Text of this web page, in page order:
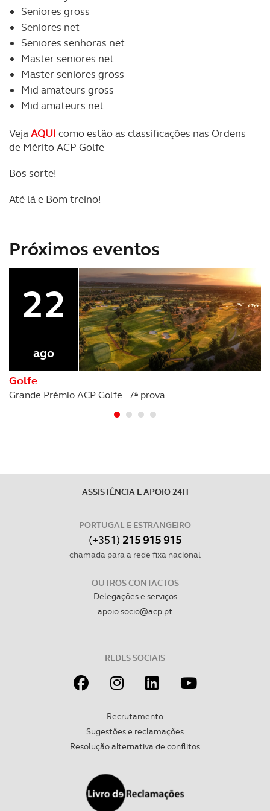
necessário no contexto dos serviços a prestar.
Realçamos que o bloqueio de certo tipo de Cookies e
tecnologias similares pode ter impacto na sua
experiência de navegação no Website e nos serviços
disponibilizados.
Seniores gross
Seniores net
Seniores senhoras net
Master seniores net
Master seniores gross
Mid amateurs gross
Mid amateurs net
VejaAQUI como estão as classificações nas Ordens
de Mérito ACP Golfe
Bos sorte!
Até lá e Bom treino!
Próximos eventos
22
ago
Golfe
Grande Prémio ACP Golfe - 7ª prova
ASSISTÊNCIA E APOIO 24H
PORTUGAL E ESTRANGEIRO
(+351) 215 915 915
chamada para a rede fixa nacional
OUTROS CONTACTOS
Delegações e serviços
apoio.socio@acp.pt
REDES SOCIAIS
Recrutamento
Sugestões e reclamações
Resolução alternativa de conflitos